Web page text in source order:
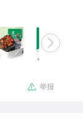

 举报